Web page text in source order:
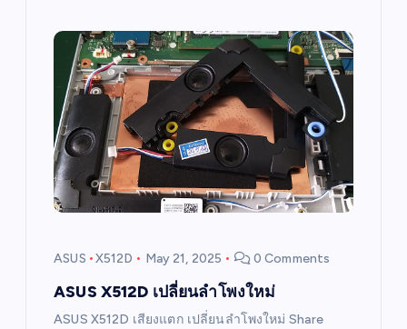
ASUS X512D May 21, 2025 0 Comments
ASUS X512D เปลี่ยนลำโพงใหม่
ASUS X512D เสียงแตก เปลี่ยนลำโพงใหม่ Share